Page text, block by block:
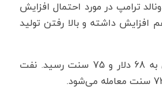
ترامپ در مورد احتمال افزایش
افزایش داشته و بالا رفتن تولید
قیمت هر بشکه نفت برنت دریای شمال امروز با 11 سنت معادل 0.16 درصد افزایش به 68 دلار و 75 سنت رسید. نفت